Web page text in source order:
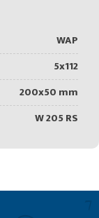
WAP
5x112
200x50 mm
W 205 RS